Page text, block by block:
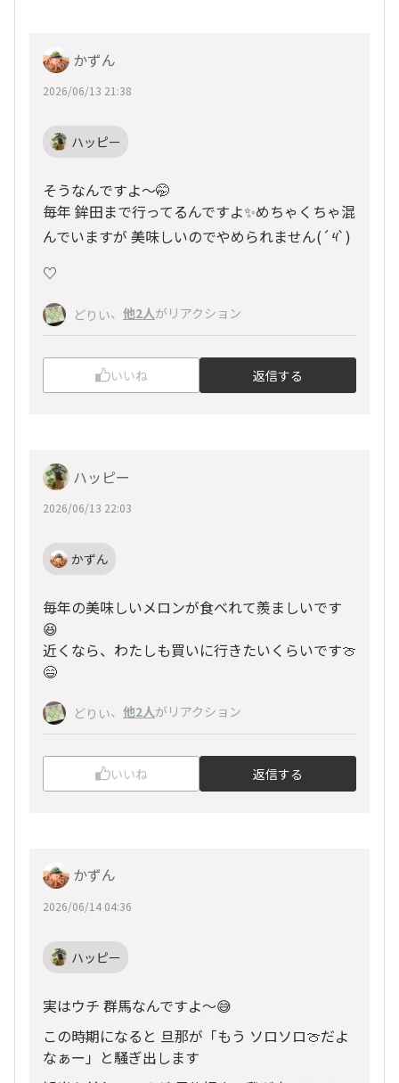
かずん
2026/06/13 21:38
ハッピー
そうなんですよ～🤭
毎年 鉾田まで行ってるんですよ✨めちゃくちゃ混
んでいますが 美味しいのでやめられません( ´༥`)
♡
どりい、 他2人がリアクション
いいね 返信する
ハッピー
2026/06/13 22:03
かずん
毎年の美味しいメロンが食べれて羨ましいです
😆
近くなら、わたしも買いに行きたいくらいです🍈
😄
どりい、 他2人がリアクション
いいね 返信する
かずん
2026/06/14 04:36
ハッピー
実はウチ 群馬なんですよ～😅
この時期になると 旦那が「もう ソロソロ🍈だよ
なぁー」と騒ぎ出します